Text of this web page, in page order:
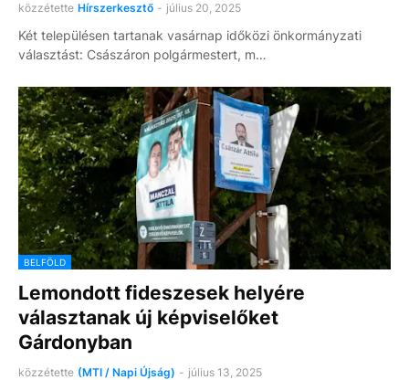
közzétette Hírszerkesztő - július 20, 2025
Két településen tartanak vasárnap időközi önkormányzati
választást: Császáron polgármestert, m…
BELFÖLD
Lemondott fideszesek helyére
választanak új képviselőket
Gárdonyban
közzétette (MTI / Napi Újság) - július 13, 2025